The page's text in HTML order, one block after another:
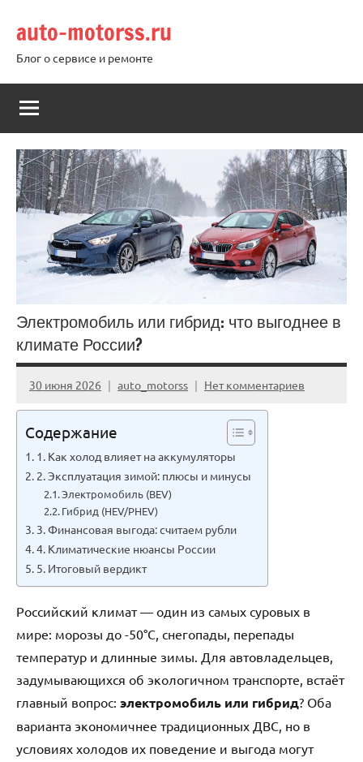
содержимому
auto-motorss.ru
Блог о сервисе и ремонте
Электромобиль или гибрид: что выгоднее в
климате России?
30 июня 2026 auto_motorss Нет комментариев
Содержание
1. Как холод влияет на аккумуляторы
2. Эксплуатация зимой: плюсы и минусы
Электромобиль (BEV)
Гибрид (HEV/PHEV)
3. Финансовая выгода: считаем рубли
4. Климатические нюансы России
5. Итоговый вердикт
Российский климат — один из самых суровых в
мире: морозы до -50°C, снегопады, перепады
температур и длинные зимы. Для автовладельцев,
задумывающихся об экологичном транспорте, встаёт
главный вопрос: электромобиль или гибрид? Оба
варианта экономичнее традиционных ДВС, но в
условиях холодов их поведение и выгода могут